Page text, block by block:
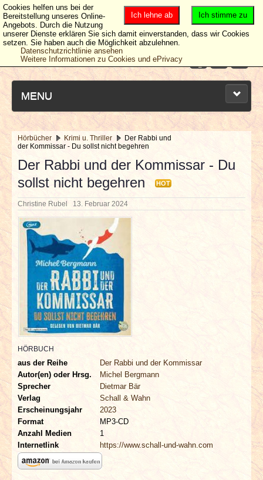
MENU
NEUESTE ARTIKEL
NEWS & DATES
BERICHTE
VERLOSUNGEN
INTERVIEWS
SPECIALS
REDAKTION
LINKS
ARCHIV
Hörbücher Krimi u. Thriller
Der Rabbi und
der Kommissar - Du sollst nicht begehren
Der Rabbi und der Kommissar - Du
sollst nicht begehren
HOT
Christine Rubel 13. Februar 2024
HÖRBUCH
aus der Reihe
Der Rabbi und der Kommissar
Autor(en) oder Hrsg.
Michel Bergmann
Sprecher
Dietmar Bär
Verlag
Schall & Wahn
Erscheinungsjahr
2023
Format
MP3-CD
Anzahl Medien
1
Internetlink
https://www.schall-und-wahn.com
Ich stimme zu
Ich lehne ab
Cookies helfen uns bei der
Bereitstellung unseres Online-
Angebots. Durch die Nutzung
unserer Dienste erklären Sie sich damit einverstanden, dass wir Cookies
setzen. Sie haben auch die Möglichkeit abzulehnen.
Datenschutzrichtlinie ansehen
Weitere Informationen zu Cookies und ePrivacy